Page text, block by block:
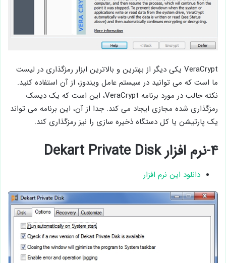
VeraCrypt یکی دیگر از بهترین و بالاترین ابزار رمزگذاری در لیست
ما است که می توانید در سیستم عامل ویندوز، از آن استفاده کنید.
نکته جالب در مورد برنامه VeraCrypt، این است که یک دیسک
رمزگذاری شده مجازی ایجاد می کند. جدا از آن، این برنامه می تواند
یک پارتیشن یا کل دستگاه ذخیره سازی را نیز رمزگذاری کند.
۴-نرم افزار Dekart Private Disk
دانلود این نرم افزار